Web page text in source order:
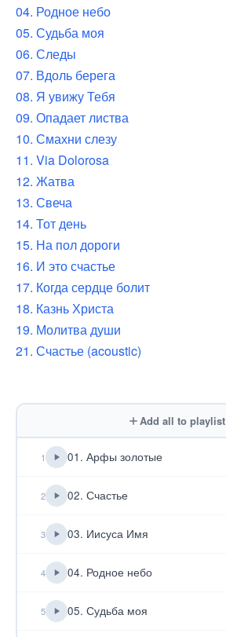
04. Родное небо
05. Судьба моя
06. Следы
07. Вдоль берега
08. Я увижу Тебя
09. Опадает листва
10. Смахни слезу
11. Via Dolorosa
12. Жатва
13. Свеча
14. Тот день
15. На пол дороги
16. И это счастье
17. Когда сердце болит
18. Казнь Христа
19. Молитва души
21. Счастье (acoustic)
Add all to playlist
1 01. Арфы золотые
2 02. Счастье
3 03. Иисуса Имя
4 04. Родное небо
5 05. Судьба моя